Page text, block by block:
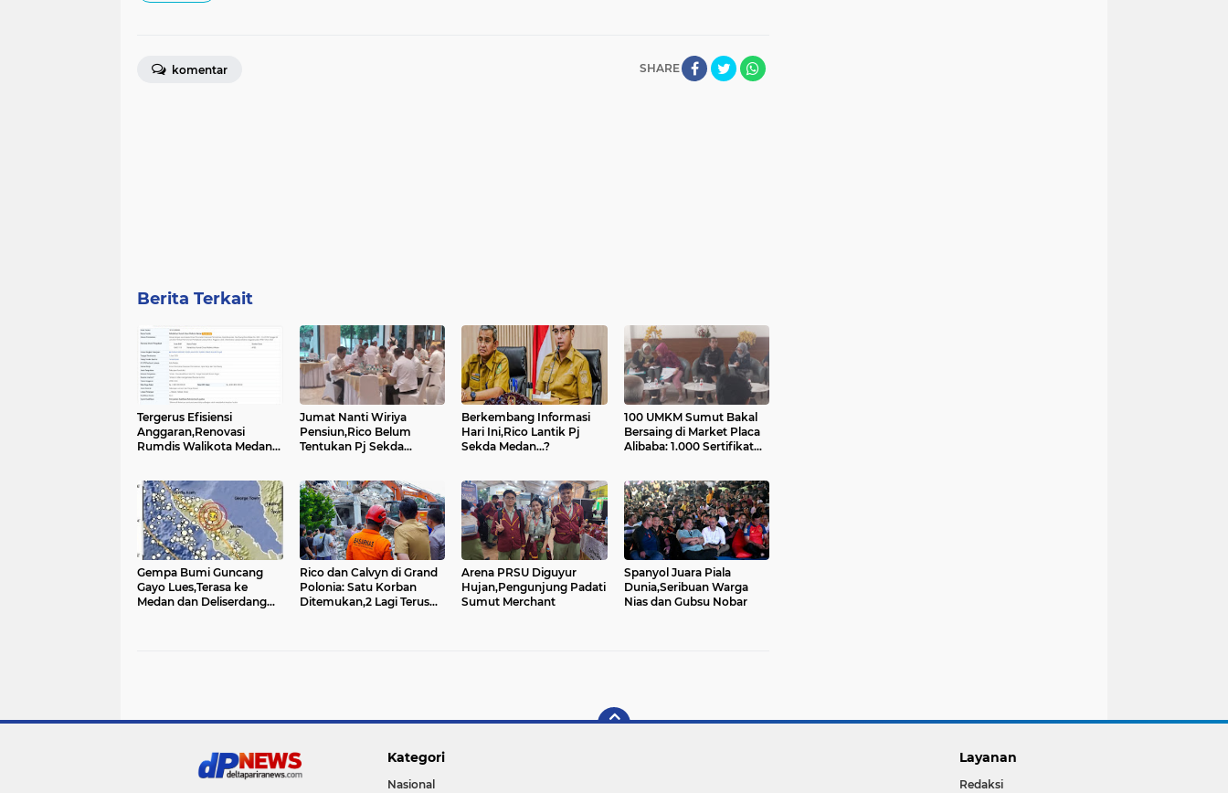
SHARE
komentar
Berita Terkait
Tergerus Efisiensi
Anggaran,Renovasi
Rumdis Walikota Medan
Jumat Nanti Wiriya
Pensiun,Rico Belum
Tentukan Pj Sekda
Berkembang Informasi
Hari Ini,Rico Lantik Pj
Sekda Medan...?
100 UMKM Sumut Bakal
Bersaing di Market Placa
Alibaba: 1.000 Sertifikat
Gempa Bumi Guncang
Gayo Lues,Terasa ke
Medan dan Deliserdang...
Rico dan Calvyn di Grand
Polonia: Satu Korban
Ditemukan,2 Lagi Terus
Arena PRSU Diguyur
Hujan,Pengunjung Padati
Sumut Merchant
Spanyol Juara Piala
Dunia,Seribuan Warga
Nias dan Gubsu Nobar
Kategori
Nasional
Layanan
Redaksi